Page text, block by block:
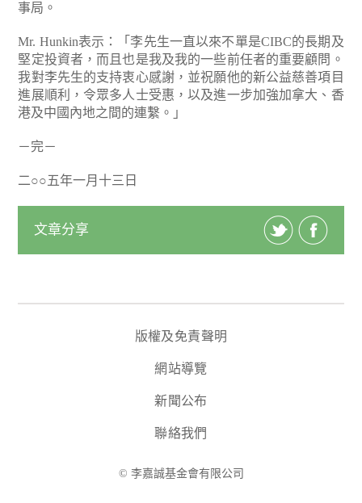
事局。
Mr. Hunkin表示：「李先生一直以來不單是CIBC的長期及
堅定投資者，而且也是我及我的一些前任者的重要顧問。
我對李先生的支持衷心感謝，並祝願他的新公益慈善項目
進展順利，令眾多人士受惠，以及進一步加強加拿大、香
港及中國內地之間的連繫。」
－完－
二○○五年一月十三日
文章分享
版權及免責聲明
網站導覽
新聞公布
聯絡我們
© 李嘉誠基金會有限公司